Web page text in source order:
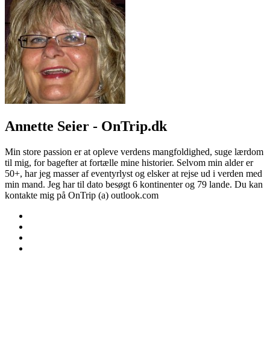
Annette Seier - OnTrip.dk
Min store passion er at opleve verdens mangfoldighed, suge lærdom
til mig, for bagefter at fortælle mine historier. Selvom min alder er
50+, har jeg masser af eventyrlyst og elsker at rejse ud i verden med
min mand. Jeg har til dato besøgt 6 kontinenter og 79 lande. Du kan
kontakte mig på OnTrip (a) outlook.com